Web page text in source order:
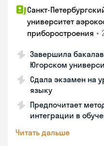
Санкт-
университет
приборостроения •
Завершила
Югорском
Сдала экзамен на
языку
Предпочитает
интеграции в
Читать дальше